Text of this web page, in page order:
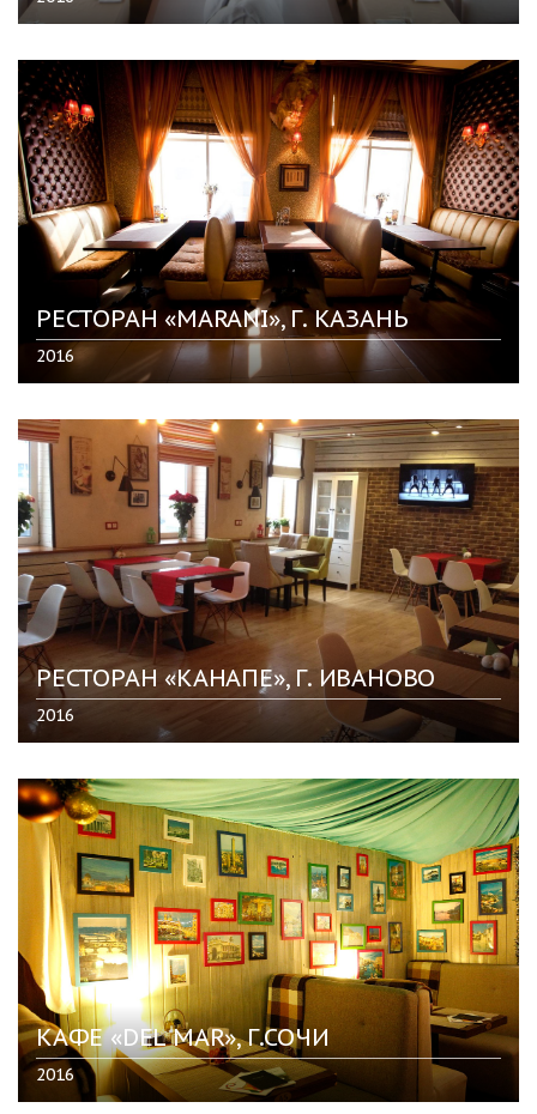
РЕСТОРАН «MARANI», Г. КАЗАНЬ
2016
РЕСТОРАН «КАНАПЕ», Г. ИВАНОВО
2016
КАФЕ «DEL MAR», Г.СОЧИ
2016